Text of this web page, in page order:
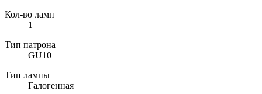
Кол-во ламп
1
Тип патрона
GU10
Тип лампы
Галогенная